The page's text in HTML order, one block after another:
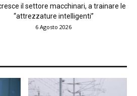
il settore macchinari, a trainare le
“attrezzature intelligenti”
6 Agosto 2026